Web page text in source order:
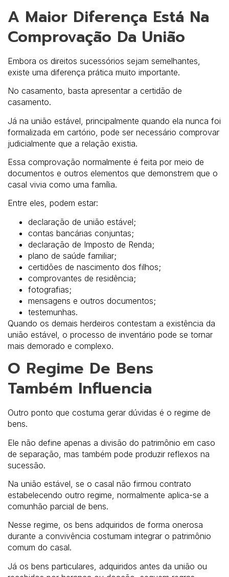
A Maior Diferença Está Na
Comprovação Da União
Embora os direitos sucessórios sejam semelhantes,
existe uma diferença prática muito importante.
No casamento, basta apresentar a certidão de
casamento.
Já na união estável, principalmente quando ela nunca foi
formalizada em cartório, pode ser necessário comprovar
judicialmente que a relação existia.
Essa comprovação normalmente é feita por meio de
documentos e outros elementos que demonstrem que o
casal vivia como uma família.
Entre eles, podem estar:
declaração de união estável;
contas bancárias conjuntas;
declaração de Imposto de Renda;
plano de saúde familiar;
certidões de nascimento dos filhos;
comprovantes de residência;
fotografias;
mensagens e outros documentos;
testemunhas.
Quando os demais herdeiros contestam a existência da
união estável, o processo de inventário pode se tornar
mais demorado e complexo.
O Regime De Bens
Também Influencia
Outro ponto que costuma gerar dúvidas é o regime de
bens.
Ele não define apenas a divisão do patrimônio em caso
de separação, mas também pode produzir reflexos na
sucessão.
Na união estável, se o casal não firmou contrato
estabelecendo outro regime, normalmente aplica-se a
comunhão parcial de bens.
Nesse regime, os bens adquiridos de forma onerosa
durante a convivência costumam integrar o patrimônio
comum do casal.
Já os bens particulares, adquiridos antes da união ou